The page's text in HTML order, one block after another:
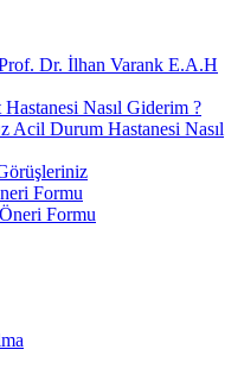
Dr. İlhan Varank E.A.H
Nasıl Giderim ?
Acil Durum Hastanesi Nasıl
Formu
Formu